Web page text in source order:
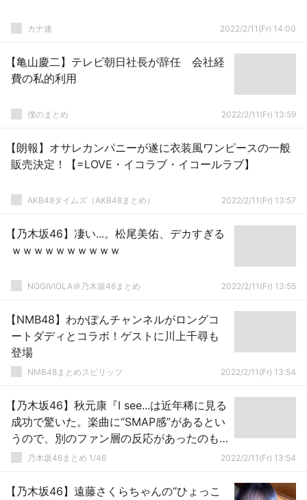
カナ速 2022/2/11(Fr) 14:00
【亀山慶二】テレビ朝日社長が辞任 会社経
費の私的利用
僕のまとめ 2022/2/11(Fr) 13:59
【朗報】オサレカンパニーが遂に衣装風ワンピースの一般
販売決定！【=LOVE・イコラブ・イコールラブ】
AKB48タイムズ（AKB48まとめ） 2022/2/11(Fr) 13:57
【乃木坂46】凄い...。松尾美佑、デカすぎる
ｗｗｗｗｗｗｗｗｗｗ
NOGIVIOLA＠乃木坂46まとめ 2022/2/11(Fr) 13:55
【NMB48】わかぽんチャンネルがロングコ
ートダディとコラボ！ゲストに川上千尋も
登場
NMB48まとめスピリッツ 2022/2/11(Fr) 13:54
【乃木坂46】秋元康『I see...は近年稀に見る
成功で驚いた。楽曲に“SMAP感”があるとい
うので、別のファン層の反応があったのも
大きかったと思う・・・』【今日は一日“乃
乃木坂46まとめ 1/46 2022/2/11(Fr) 13:54
【乃木坂46】遠藤さくらちゃんの“ひょっこ